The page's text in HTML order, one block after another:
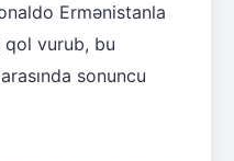
Ermənistanla
vurub, bu
sonuncu